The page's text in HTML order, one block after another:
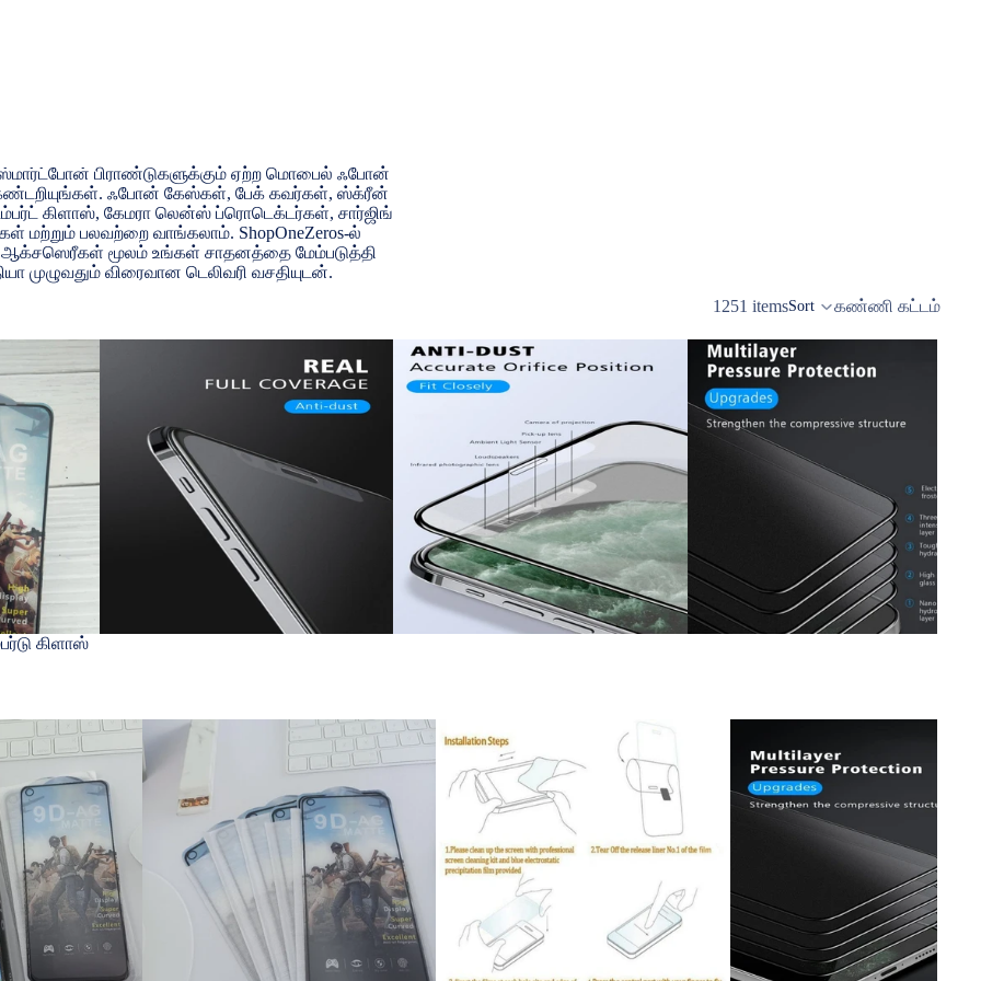
பிராண்டுகளுக்கும் ஏற்ற மொபைல் ஃபோன்
ஃபோன் கேஸ்கள், பேக் கவர்கள், ஸ்க்ரீன்
கிளாஸ், கேமரா லென்ஸ் ப்ரொடெக்டர்கள், சார்ஜிங்
மற்றும் பலவற்றை வாங்கலாம். ShopOneZeros-ல்
ஆக்சஸெரீகள் மூலம் உங்கள் சாதனத்தை மேம்படுத்தி
முழுவதும் விரைவான டெலிவரி வசதியுடன்.
1251 itemsSort கண்ணி கட்டம்
கிளாஸ்